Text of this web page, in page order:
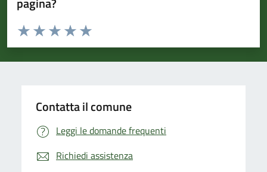
Valuta da 1 a 5 stelle la pagina
Valuta 5 stelle su 5
Valuta 4 stelle su 5
Valuta 3 stelle su 5
Valuta 2 stelle su 5
Valuta 1 stelle su 5
Contatta il comune
Leggi le domande frequenti
Richiedi assistenza